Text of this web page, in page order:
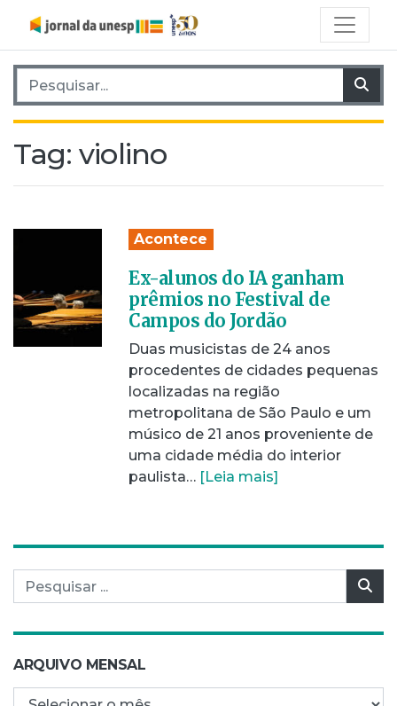
Pesquisar por:
Tag: violino
Acontece
Ex-alunos do IA ganham
prêmios no Festival de
Campos do Jordão
Duas musicistas de 24 anos
procedentes de cidades pequenas
localizadas na região
metropolitana de São Paulo e um
músico de 21 anos proveniente de
uma cidade média do interior
paulista… [Leia mais]
Pesquisar por:
ARQUIVO MENSAL
Arquivo mensal